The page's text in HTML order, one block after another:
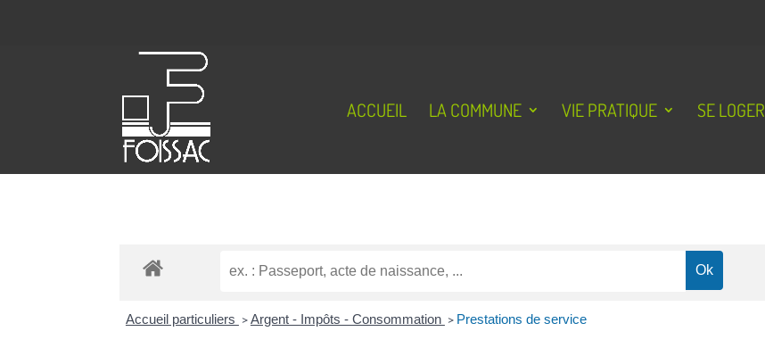
ACCUEIL LA COMMUNE VIE PRATIQUE SE LOGER
Accueil particuliers >Argent - Impôts - Consommation > Prestations de service